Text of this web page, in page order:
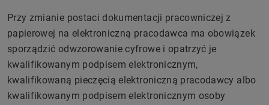
Przy zmianie postaci dokumentacji pracowniczej z
papierowej na elektroniczną pracodawca ma obowiązek
sporządzić odwzorowanie cyfrowe i opatrzyć je
kwalifikowanym podpisem elektronicznym,
kwalifikowaną pieczęcią elektroniczną pracodawcy albo
kwalifikowanym podpisem elektronicznym osoby